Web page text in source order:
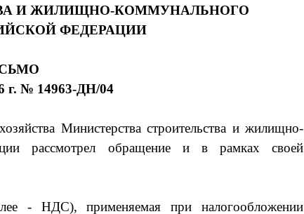
И ЖИЛИЩНО-КОММУНАЛЬНОГО
ФЕДЕРАЦИИ
г. № 14963-ДН/04
Министерства строительства и жилищно-
рассмотрел обращение и в рамках своей
- НДС), применяемая при налогообложении